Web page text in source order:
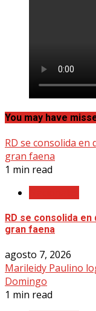
You may have
RD se consolida
gran faena
1 min read
RD se consolida
gran faena
agosto 7, 2026
Marileidy Paulino
Domingo
1 min read